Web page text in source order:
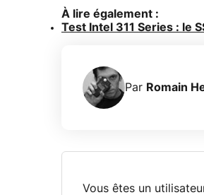
À lire également :
Test Intel 311 Series : le
Par Romain
Vous êtes un